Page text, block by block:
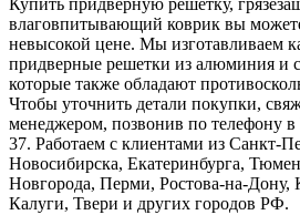
Купить придверную решетку,
влаговпитывающий коврик вы
невысокой цене. Мы изготавливаем
придверные решетки из алюминия и
которые также обладают
Чтобы уточнить детали покупки,
менеджером, позвонив по телефону
37. Работаем с клиентами из Санкт-
Новосибирска, Екатеринбурга,
Новгорода, Перми, Ростова-на-Дону,
Калуги, Твери и других городов РФ.